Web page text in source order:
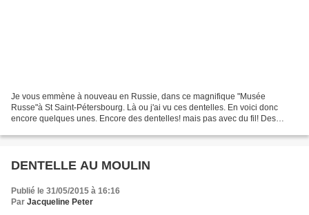
Je vous emmène à nouveau en Russie, dans ce magnifique "Musée
Russe"à St Saint-Pétersbourg. Là ou j'ai vu ces dentelles. En voici donc
encore quelques unes. Encore des dentelles! mais pas avec du fil! Des
DENTELLE AU MOULIN
Publié le 31/05/2015 à 16:16
Par Jacqueline Peter